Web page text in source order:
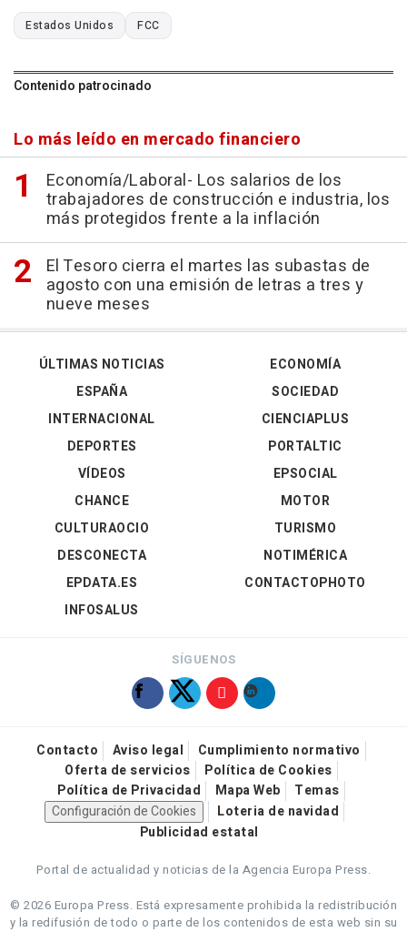
Estados Unidos FCC
Contenido patrocinado
Lo más leído en mercado financiero
Economía/Laboral- Los salarios de los
trabajadores de construcción e industria, los
más protegidos frente a la inflación
El Tesoro cierra el martes las subastas de
agosto con una emisión de letras a tres y
nueve meses
ÚLTIMAS NOTICIAS
ESPAÑA
INTERNACIONAL
DEPORTES
VÍDEOS
ECONOMÍA
SOCIEDAD
CIENCIAPLUS
PORTALTIC
EPSOCIAL
CHANCE
CULTURAOCIO
DESCONECTA
EPDATA.ES
INFOSALUS
MOTOR
TURISMO
NOTIMÉRICA
CONTACTOPHOTO
SÍGUENOS
Contacto Aviso legal
Cumplimiento normativo
Oferta de servicios
Política de Cookies
Política de Privacidad
Mapa Web
Temas
Configuración de Cookies
Loteria de navidad
Publicidad estatal
Portal de actualidad y noticias de la Agencia Europa Press.
© 2026 Europa Press. Está expresamente prohibida la redistribución
y la redifusión de todo o parte de los contenidos de esta web sin su